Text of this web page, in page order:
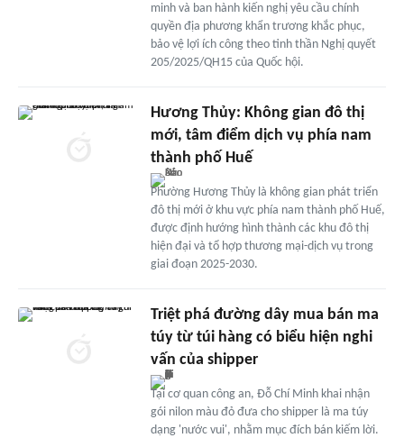
minh và ban hành kiến nghị yêu cầu chính
quyền địa phương khẩn trương khắc phục,
bảo vệ lợi ích công theo tinh thần Nghị quyết
205/2025/QH15 của Quốc hội.
Hương Thủy: Không gian đô thị
mới, tâm điểm dịch vụ phía nam
thành phố Huế
Phường Hương Thủy là không gian phát triển
đô thị mới ở khu vực phía nam thành phố Huế,
được định hướng hình thành các khu đô thị
hiện đại và tổ hợp thương mại-dịch vụ trong
giai đoạn 2025-2030.
Triệt phá đường dây mua bán ma
túy từ túi hàng có biểu hiện nghi
vấn của shipper
Tại cơ quan công an, Đỗ Chí Minh khai nhận
gói nilon màu đỏ đưa cho shipper là ma túy
dạng 'nước vui', nhằm mục đích bán kiếm lời.